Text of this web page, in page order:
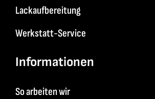
Lackaufbereitung
Werkstatt-Service
Informationen
So arbeiten wir